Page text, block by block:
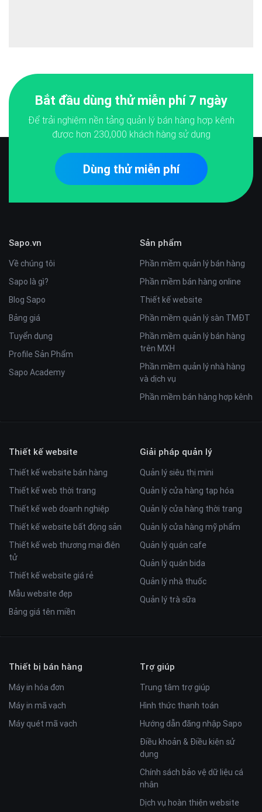
Bắt đầu dùng thử miễn phí 7 ngày
Để trải nghiệm nền tảng quản lý bán hàng hợp kênh
được hơn 230,000 khách hàng sử dụng
Dùng thử miễn phí
Sapo.vn
Về chúng tôi
Sapo là gì?
Blog Sapo
Bảng giá
Tuyển dụng
Profile Sản Phẩm
Sapo Academy
Sản phẩm
Phần mềm quản lý bán hàng
Phần mềm bán hàng online
Thiết kế website
Phần mềm quản lý sàn TMĐT
Phần mềm quản lý bán hàng
trên MXH
Phần mềm quản lý nhà hàng
và dịch vụ
Phần mềm bán hàng hợp kênh
Thiết kế website
Thiết kế website bán hàng
Thiết kế web thời trang
Thiết kế web doanh nghiệp
Thiết kế website bất động sản
Thiết kế web thương mại điện
tử
Thiết kế website giá rẻ
Mẫu website đẹp
Bảng giá tên miền
Giải pháp quản lý
Quản lý siêu thị mini
Quản lý cửa hàng tạp hóa
Quản lý cửa hàng thời trang
Quản lý cửa hàng mỹ phẩm
Quản lý quán cafe
Quản lý quán bida
Quản lý nhà thuốc
Quản lý trà sữa
Thiết bị bán hàng
Máy in hóa đơn
Máy in mã vạch
Máy quét mã vạch
Trợ giúp
Trung tâm trợ giúp
Hình thức thanh toán
Hướng dẫn đăng nhập Sapo
Điều khoản & Điều kiện sử
dụng
Chính sách bảo vệ dữ liệu cá
nhân
Dịch vụ hoàn thiện website